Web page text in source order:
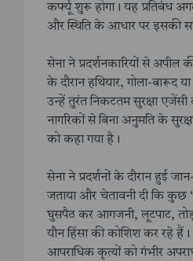
कर्फ्यू शुरू होगा। यह प्रतिबंध
और स्थिति के आधार पर इसकी
सेना ने प्रदर्शनकारियों से अपील
के दौरान हथियार, गोला-बारूद
उन्हें तुरंत निकटतम सुरक्षा एजेंसी
नागरिकों से बिना अनुमति के
को कहा गया है।
सेना ने प्रदर्शनों के दौरान हुई
जताया और चेतावनी दी कि कुछ
घुसपैठ कर आगजनी, लूटपाट,
यौन हिंसा की कोशिश कर रहे
आपराधिक कृत्यों को गंभीर